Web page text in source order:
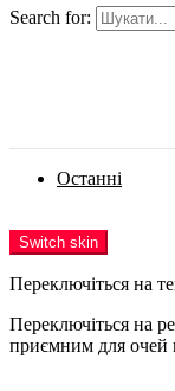
Search for:
Останні
Switch skin
Переключіться на
Переключіться на
приємним для очей